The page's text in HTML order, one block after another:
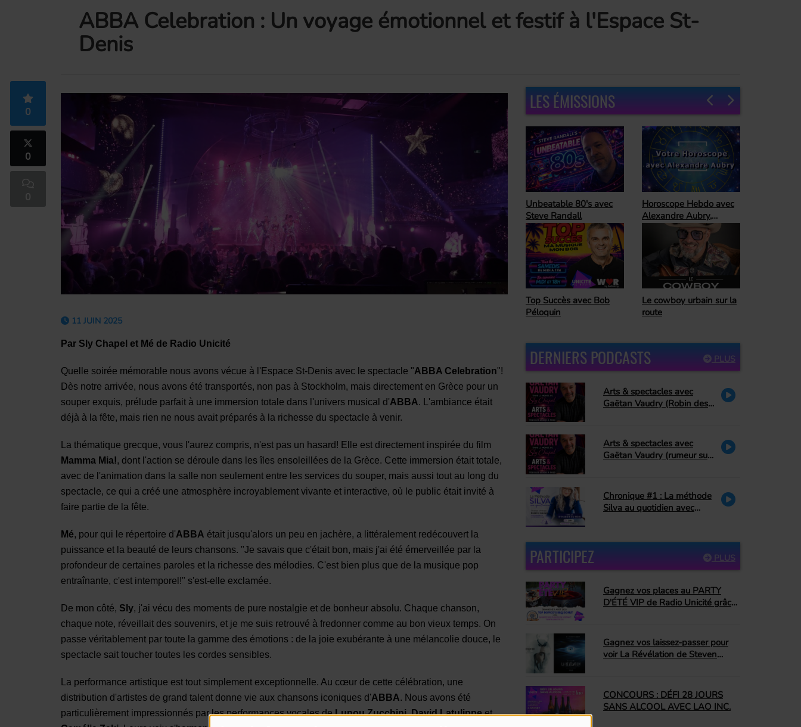
ABBA Celebration : Un voyage émotionnel et festif à l'Espace St-
Denis
0
0
0
11 JUIN 2025
Par Sly Chapel et Mé de Radio Unicité
Quelle soirée mémorable nous avons vécue à l'Espace St-Denis avec le spectacle "ABBA Celebration"!
Dès notre arrivée, nous avons été transportés, non pas à Stockholm, mais directement en Grèce pour un
souper exquis, prélude parfait à une immersion totale dans l'univers musical d'ABBA. L'ambiance était
déjà à la fête, mais rien ne nous avait préparés à la richesse du spectacle à venir.
La thématique grecque, vous l'aurez compris, n'est pas un hasard! Elle est directement inspirée du film
Mamma Mia!, dont l'action se déroule dans les îles ensoleillées de la Grèce. Cette immersion était totale,
avec de l'animation dans la salle non seulement entre les services du souper, mais aussi tout au long du
spectacle, ce qui a créé une atmosphère incroyablement vivante et interactive, où le public était invité à
faire partie de la fête.
Mé, pour qui le répertoire d'ABBA était jusqu'alors un peu en jachère, a littéralement redécouvert la
puissance et la beauté de leurs chansons. "Je savais que c'était bon, mais j'ai été émerveillée par la
profondeur de certaines paroles et la richesse des mélodies. C'est bien plus que de la musique pop
entraînante, c'est intemporel!" s'est-elle exclamée.
De mon côté, Sly, j'ai vécu des moments de pure nostalgie et de bonheur absolu. Chaque chanson,
chaque note, réveillait des souvenirs, et je me suis retrouvé à fredonner comme au bon vieux temps. On
passe véritablement par toute la gamme des émotions : de la joie exubérante à une mélancolie douce, le
spectacle sait toucher toutes les cordes sensibles.
La performance artistique est tout simplement exceptionnelle. Au cœur de cette célébration, une
distribution d'artistes de grand talent donne vie aux chansons iconiques d'ABBA. Nous avons été
particulièrement impressionnés par les performances vocales deLunou Zucchini,David Latulippeet
LES ÉMISSIONS
Unbeatable 80's avec
Steve Randall
Horoscope Hebdo avec
Alexandre Aubry,
astrologue
Le cowboy urbain sur la
route
Ready For The
Weekend
Horoscope Hebdo avec
Alexandre Aubry,
PLUS
DERNIERS PODCASTS
Arts & spectacles avec
Gaëtan Vaudry (Robin des
rend hommage à Bonnie
Tyler)
Arts & spectacles avec
Gaëtan Vaudry (rumeur sur
Chronique #1 : La méthode
Silva au quotidien avec
PLUS
PARTICIPEZ
Gagnez vos places au PARTY
D'ÉTÉ VIP de Radio Unicité grâce
Gagnez vos laissez-passer pour
voir La Révélation de Steven
CONCOURS : DÉFI 28 JOURS
SANS ALCOOL AVEC LAO INC.